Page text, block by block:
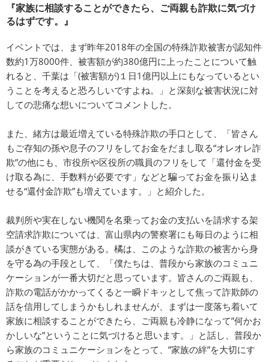
『家族に相談することができたら、ご両親も詐欺に気づけ
るはずです。』
イベントでは、まず昨年2018年の全国の特殊詐欺被害が認知件
数約1万8000件、被害額が約380億円に上ったことについて触
れると、千葉は「(被害額が)１日1億円以上にもなっているとい
うことを考えると恐ろしいですよね。」と深刻な被害状況に対
しての悲痛な想いについてコメントした。
また、緒方は最近増えている特殊詐欺の手口として、「皆さん
もご存知の孫や息子のフリをしてお金をだまし取る“オレオレ詐
欺”の他にも、市役所や区役所の職員のフリをして「還付金を受
け取る為に、手数料が必要です」などと騙ってお金を振り込ま
せる“還付金詐欺”も増えています。」と紹介した。
裁判所や実在しない機関を名乗ってお金の支払いを請求する架
空請求詐欺については、富山県内の警察署にも毎日のように相
談がきている実態がある。橘は、このような詐欺の被害から身
を守る為の手段として、「僕たちは、普段から家族のコミュニ
ケーションが一番大切だと思っています。皆さんのご両親も、
詐欺の電話がかかってくると一瞬ドキッとして焦って詐欺師の
話を信用してしまうかもしれませんが、まずは一度落ち着いて
家族に相談することができたら、ご両親も冷静になって”何かお
かしいな”ということに気づけると思います。」と話し、普段か
ら家族のコミュニケーションをとって、”家族の絆”を大切にす